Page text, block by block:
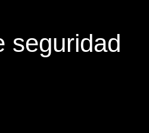
seguridad